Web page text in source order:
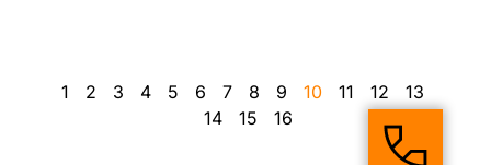
1 2 3 4 5 6 7 8 9 10 11 12
13
14
15 16